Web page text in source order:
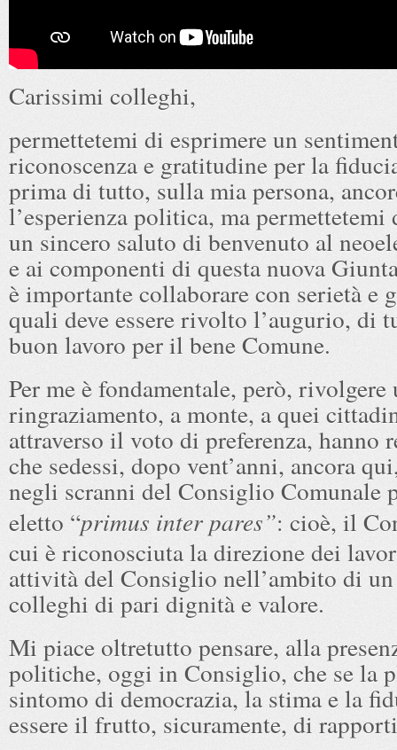
Carissimi colleghi,
permettetemi di esprimere un
riconoscenza e gratitudine per la
prima di tutto, sulla mia persona,
l’esperienza politica, ma permettetemi
un sincero saluto di benvenuto al
e ai componenti di questa nuova
è importante collaborare con serietà e
quali deve essere rivolto l’augurio, di
buon lavoro per il bene Comune.
Per me è fondamentale, però, rivolgere
ringraziamento, a monte, a quei
attraverso il voto di preferenza, hanno
che sedessi, dopo vent’anni, ancora
negli scranni del Consiglio Comunale
eletto “primus inter pares”: cioè, il
cui è riconosciuta la direzione dei
attività del Consiglio nell’ambito di
colleghi di pari dignità e valore.
Mi piace oltretutto pensare, alla
politiche, oggi in Consiglio, che se la
sintomo di democrazia, la stima e la
essere il frutto, sicuramente, di